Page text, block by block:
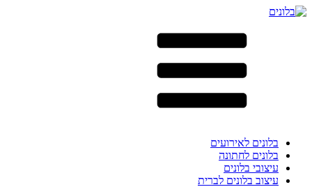
בלונים לאירועים
בלונים לחתונה
עיצובי בלונים
עיצוב בלונים לברית